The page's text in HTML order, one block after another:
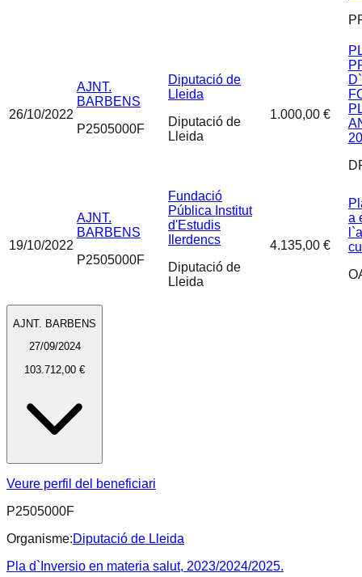
26/10/2022
AJNT.
BARBENS
P2505000F
Diputació de
Lleida
Diputació de
Lleida
1.000,00 €
19/10/2022
AJNT.
BARBENS
P2505000F
Fundació
Pública Institut
d'Estudis
Ilerdencs
Diputació de
Lleida
4.135,00 €
a
AJNT. BARBENS
27/09/2024
103.712,00 €
Veure perfil del beneficiari
P2505000F
Organisme:Diputació de Lleida
Pla d`Inversio en materia salut, 2023/2024/2025.